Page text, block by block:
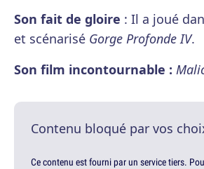
Son fait de gloire : Il a joué
et scénarisé Gorge Profonde IV.
Son film incontournable :
Contenu bloqué par vos
Ce contenu est fourni par un service tiers.